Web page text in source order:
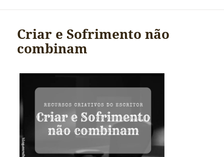
Criar e Sofrimento não
combinam